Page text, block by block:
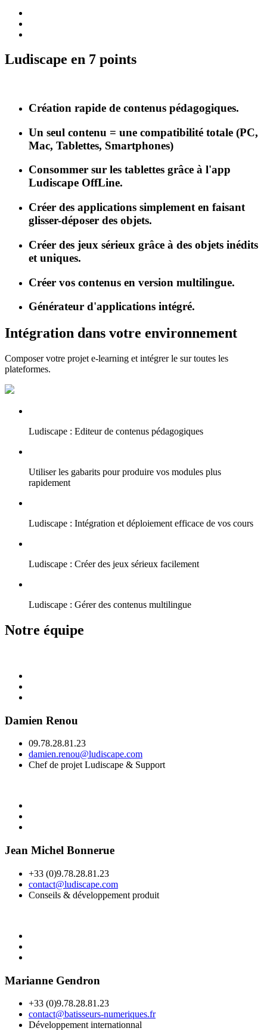
Ludiscape en 7 points
Création rapide de contenus pédagogiques.
Un seul contenu = une compatibilité totale (PC,
Mac, Tablettes, Smartphones)
Consommer sur les tablettes grâce à l'app
Ludiscape OffLine.
Créer des applications simplement en faisant
glisser-déposer des objets.
Créer des jeux sérieux grâce à des objets inédits
et uniques.
Créer vos contenus en version multilingue.
Générateur d'applications intégré.
Intégration dans votre environnement
Composer votre projet e-learning et intégrer le sur toutes les
plateformes.
Ludiscape : Editeur de contenus pédagogiques
Utiliser les gabarits pour produire vos modules plus
rapidement
Ludiscape : Intégration et déploiement efficace de vos cours
Ludiscape : Créer des jeux sérieux facilement
Ludiscape : Gérer des contenus multilingue
Notre équipe
Damien Renou
09.78.28.81.23
damien.renou@ludiscape.com
Chef de projet Ludiscape & Support
Jean Michel Bonnerue
+33 (0)9.78.28.81.23
contact@ludiscape.com
Conseils & développement produit
Marianne Gendron
+33 (0)9.78.28.81.23
contact@batisseurs-numeriques.fr
Développement internationnal